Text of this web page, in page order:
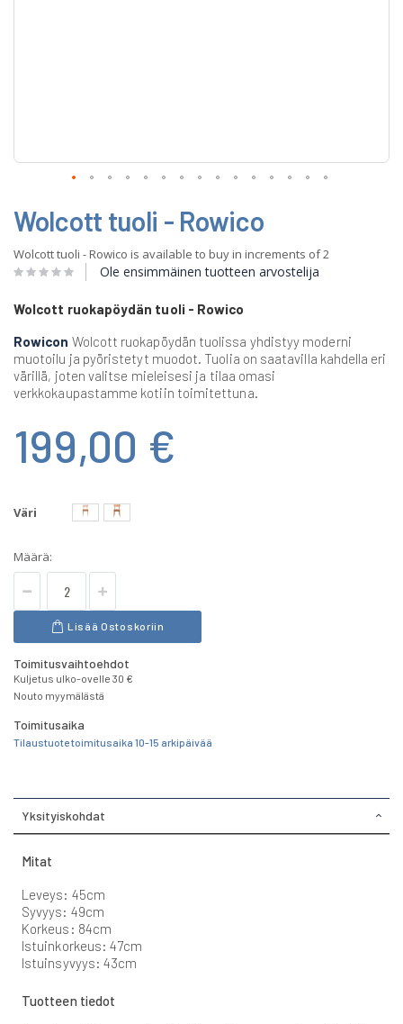
to
the
beginning
of
the
gallery
Wolcott tuoli - Rowico
Wolcott tuoli - Rowico is available to buy in increments of 2
Ole ensimmäinen tuotteen arvostelija
Wolcott ruokapöydän tuoli - Rowico
Rowicon Wolcott ruokapöydän tuolissa yhdistyy moderni
muotoilu ja pyöristetyt muodot. Tuolia on saatavilla kahdella eri
värillä, joten valitse mieleisesi ja tilaa omasi
verkkokaupastamme kotiin toimitettuna.
199,00 €
Väri
Määrä:
Lisää Ostoskoriin
Toimitusvaihtoehdot
Kuljetus ulko-ovelle 30 €
Nouto myymälästä
Toimitusaika
Tilaustuote toimitusaika 10-15 arkipäivää
Yksityiskohdat
Mitat
Leveys: 45cm
Syvyys: 49cm
Korkeus: 84cm
Istuinkorkeus: 47cm
Istuinsyvyys: 43cm
Tuotteen tiedot